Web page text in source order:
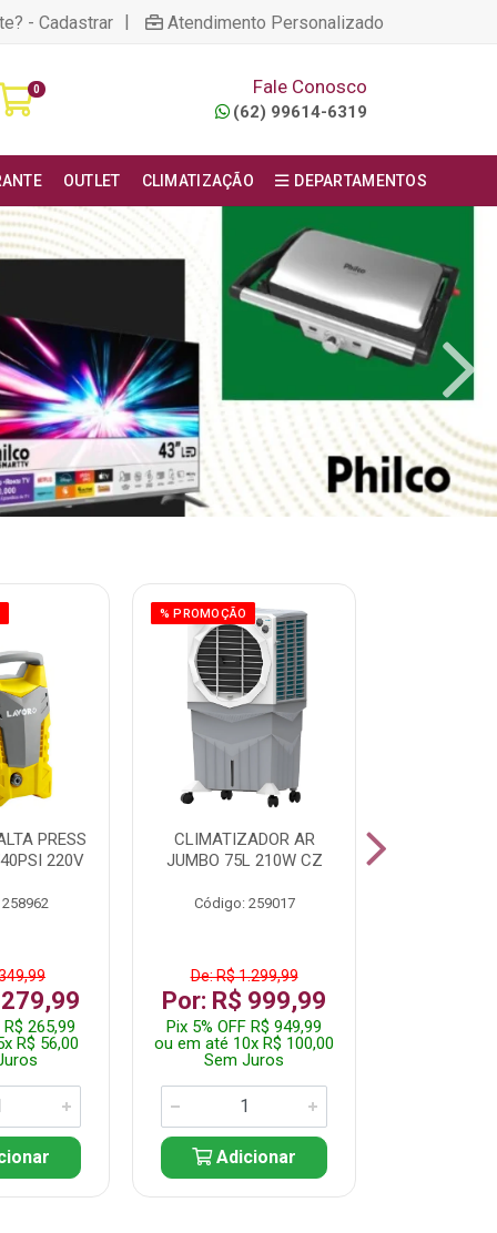
- Cadastrar | Atendimento Personalizado
0 Fale Conosco
(62) 99614-6319
OUTLET CLIMATIZAÇÃO DEPARTAMENTOS
PRESS
220V
R$ 265,99
R$ 56,00
% PROMOÇÃO
CLIMATIZADOR AR
JUMBO 75L 210W CZ
Código: 259017
De: R$ 1.299,99
Por: R$ 999,99
Pix 5% OFF R$ 949,99
ou em até 10x R$ 100,00
Sem Juros
Adicionar